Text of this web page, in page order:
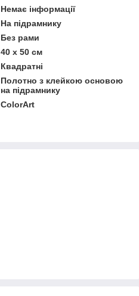
Немає інформації
На підрамнику
Без рами
40 х 50 см
Квадратні
Полотно з клейкою основою
на підрамнику
ColorArt